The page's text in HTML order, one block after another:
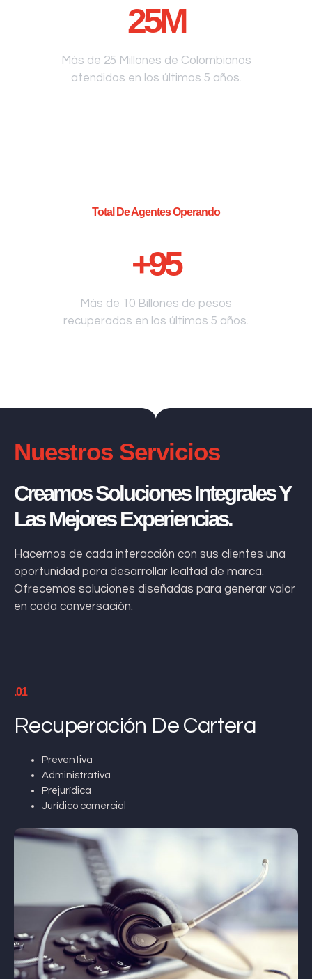
25M
Más de 25 Millones de Colombianos
atendidos en los últimos 5 años.
Total De Agentes Operando
+95
Más de 10 Billones de pesos
recuperados en los últimos 5 años.
Nuestros Servicios
Creamos Soluciones Integrales Y
Las Mejores Experiencias.
Hacemos de cada interacción con sus clientes una
oportunidad para desarrollar lealtad de marca.
Ofrecemos soluciones diseñadas para generar valor
en cada conversación.
.01
Recuperación De Cartera
Preventiva
Administrativa
Prejurídica
Jurídico comercial